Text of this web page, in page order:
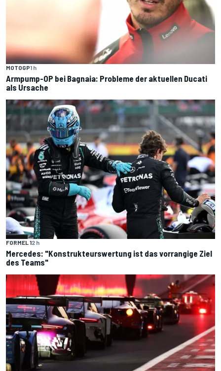
MOTOGP1 h
Armpump-OP bei Bagnaia: Probleme der aktuellen Ducati
als Ursache
FORMEL 12 h
Mercedes: "Konstrukteurswertung ist das vorrangige Ziel
des Teams"